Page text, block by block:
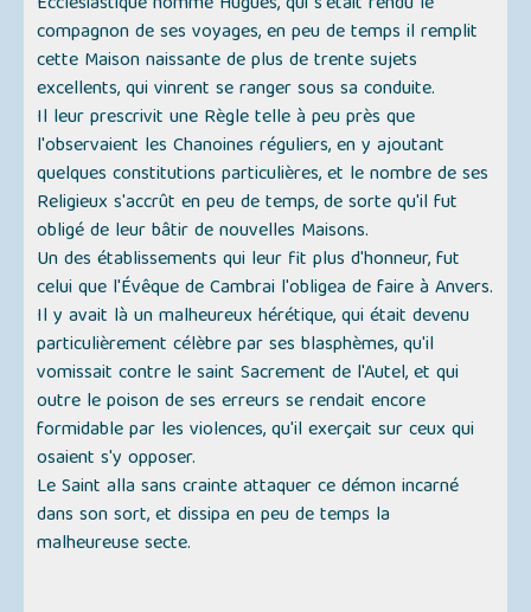
compagnon de ses voyages, en peu de temps il remplit
cette Maison naissante de plus de trente sujets
excellents, qui vinrent se ranger sous sa conduite.
Il leur prescrivit une Règle telle à peu près que
l'observaient les Chanoines réguliers, en y ajoutant
quelques constitutions particulières, et le nombre de ses
Religieux s'accrût en peu de temps, de sorte qu'il fut
obligé de leur bâtir de nouvelles Maisons.
Un des établissements qui leur fit plus d'honneur, fut
celui que l'Évêque de Cambrai l'obligea de faire à Anvers.
Il y avait là un malheureux hérétique, qui était devenu
particulièrement célèbre par ses blasphèmes, qu'il
vomissait contre le saint Sacrement de l'Autel, et qui
outre le poison de ses erreurs se rendait encore
formidable par les violences, qu'il exerçait sur ceux qui
osaient s'y opposer.
Le Saint alla sans crainte attaquer ce démon incarné
dans son sort, et dissipa en peu de temps la
malheureuse secte.